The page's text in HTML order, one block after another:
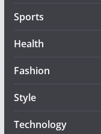
Sports
Health
Fashion
Style
Technology